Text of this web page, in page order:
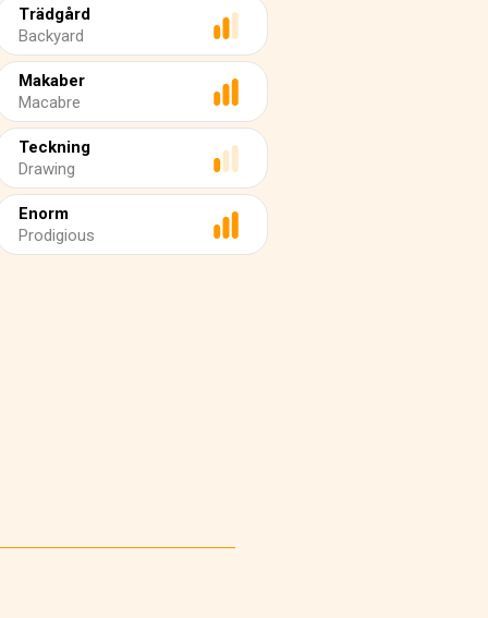
Trädgård
Backyard
Makaber
Macabre
Teckning
Drawing
Enorm
Prodigious